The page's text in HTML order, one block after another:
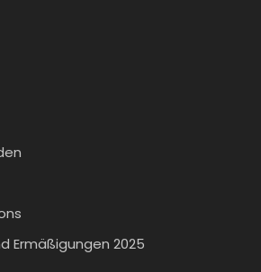
Ermäßigungen 2025